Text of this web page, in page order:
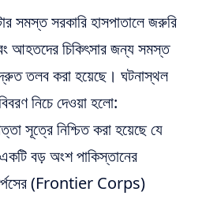
সমস্ত সরকারি হাসপাতালে জরুরি
আহতদের চিকিৎসার জন্য সমস্ত
দ্রুত তলব করা হয়েছে। ঘটনাস্থল
নিচে দেওয়া হলো:
সূত্রে নিশ্চিত করা হয়েছে যে
বড় অংশ পাকিস্তানের
কর্পসের (Frontier Corps)